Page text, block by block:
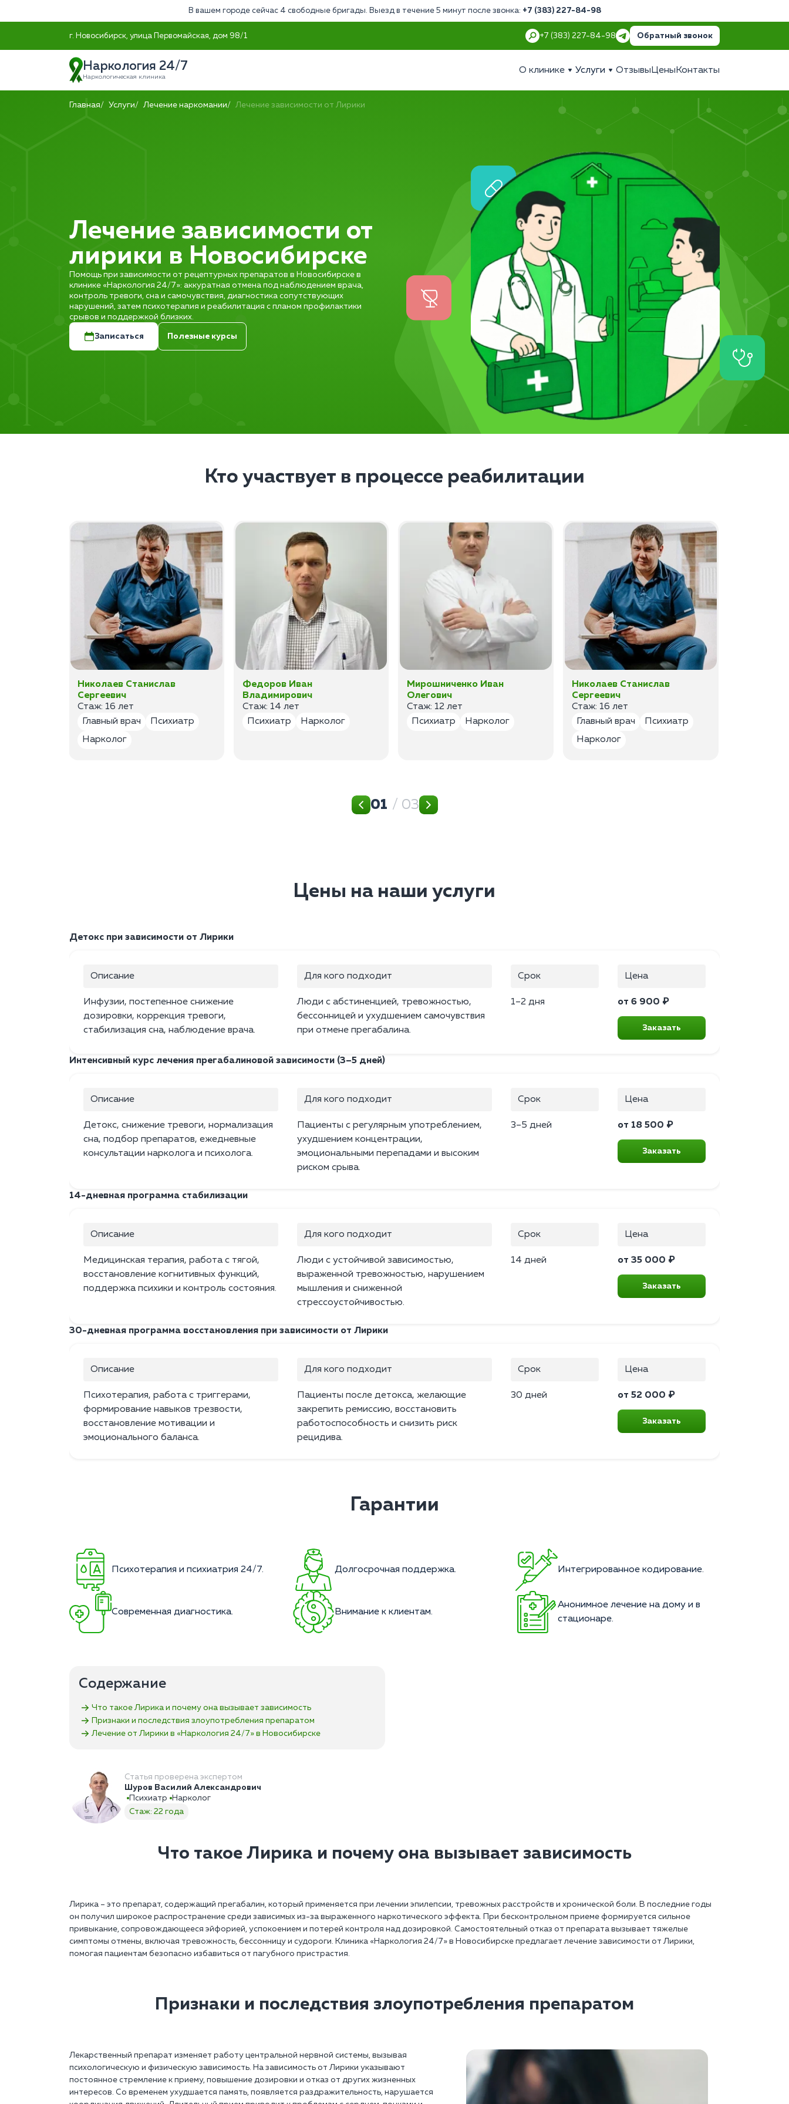
В вашем городе сейчас 4 свободные бригады. Выезд в течение 5 минут после звонка: +7 (383) 227-84-98
г. Новосибирск, улица Первомайская, дом 98/1 +7 (383) 227-84-98 Обратный звонок
Наркология 24/7
Наркологическая клиника
О клинике Услуги Отзывы Цены Контакты
Главная Услуги Лечение наркомании Лечение зависимости от Лирики
Лечение зависимости от
лирики в Новосибирске
Помощь при зависимости от рецептурных препаратов в Новосибирске в
клинике «Наркология 24/7»: аккуратная отмена под наблюдением врача,
контроль тревоги, сна и самочувствия, диагностика сопутствующих
нарушений, затем психотерапия и реабилитация с планом профилактики
срывов и поддержкой близких.
Записаться Полезные курсы
Кто участвует в процессе реабилитации
Николаев Станислав
Сергеевич
Стаж: 16 лет
Главный врач
Психиатр
Нарколог
Федоров Иван
Владимирович
Стаж: 14 лет
Психиатр
Нарколог
Мирошниченко Иван
Олегович
Стаж: 12 лет
Психиатр
Нарколог
Николаев Станислав
Сергеевич
Стаж: 16 лет
Главный врач
Психиатр
Нарколог
01 / 03
Цены на наши услуги
Детокс при зависимости от Лирики
Описание
Инфузии, постепенное снижение
дозировки, коррекция тревоги,
стабилизация сна, наблюдение врача.
Для кого подходит
Люди с абстиненцией, тревожностью,
бессонницей и ухудшением самочувствия
при отмене прегабалина.
Срок
1–2 дня
Цена
от 6 900 ₽
Заказать
Интенсивный курс лечения прегабалиновой зависимости (3–5 дней)
Описание
Детокс, снижение тревоги, нормализация
сна, подбор препаратов, ежедневные
консультации нарколога и психолога.
Для кого подходит
Пациенты с регулярным употреблением,
ухудшением концентрации,
эмоциональными перепадами и высоким
риском срыва.
Срок
3–5 дней
Цена
от 18 500 ₽
Заказать
14-дневная программа стабилизации
Описание
Медицинская терапия, работа с тягой,
восстановление когнитивных функций,
поддержка психики и контроль состояния.
Для кого подходит
Люди с устойчивой зависимостью,
выраженной тревожностью, нарушением
мышления и сниженной
стрессоустойчивостью.
Срок
14 дней
Цена
от 35 000 ₽
Заказать
30-дневная программа восстановления при зависимости от Лирики
Описание
Психотерапия, работа с триггерами,
формирование навыков трезвости,
восстановление мотивации и
эмоционального баланса.
Для кого подходит
Пациенты после детокса, желающие
закрепить ремиссию, восстановить
работоспособность и снизить риск
рецидива.
Срок
30 дней
Цена
от 52 000 ₽
Заказать
Гарантии
Психотерапия и психиатрия 24/7. Долгосрочная поддержка. Интегрированное кодирование.
Современная диагностика. Внимание к клиентам.
Анонимное лечение на дому и в
стационаре.
Содержание
Что такое Лирика и почему она вызывает зависимость
Признаки и последствия злоупотребления препаратом
Лечение от Лирики в «Наркология 24/7»‎ в Новосибирске
Статья проверена экспертом
Шуров Василий Александрович
Психиатр
Нарколог
Стаж: 22 года
Что такое Лирика и почему она вызывает зависимость
Лирика – это препарат, содержащий прегабалин, который применяется при лечении эпилепсии, тревожных расстройств и хронической боли. В последние годы
он получил широкое распространение среди зависимых из-за выраженного наркотического эффекта. При бесконтрольном приеме формируется сильное
привыкание, сопровождающееся эйфорией, успокоением и потерей контроля над дозировкой. Самостоятельный отказ от препарата вызывает тяжелые
симптомы отмены, включая тревожность, бессонницу и судороги. Клиника «Наркология 24/7» в Новосибирске предлагает лечение зависимости от Лирики,
помогая пациентам безопасно избавиться от пагубного пристрастия.
Признаки и последствия злоупотребления препаратом
Лекарственный препарат изменяет работу центральной нервной системы, вызывая
психологическую и физическую зависимость. На зависимость от Лирики указывают
постоянное стремление к приему, повышение дозировки и отказ от других жизненных
интересов. Со временем ухудшается память, появляется раздражительность, нарушается